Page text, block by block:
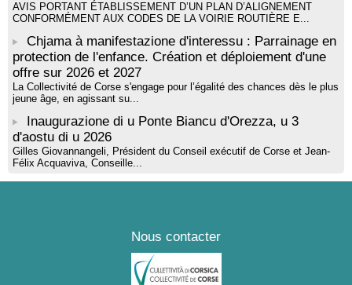
AVIS PORTANT ÉTABLISSEMENT D’UN PLAN D’ALIGNEMENT
CONFORMÉMENT AUX CODES DE LA VOIRIE ROUTIÈRE E...
Chjama à manifestazione d'interessu : Parrainage en
protection de l'enfance. Création et déploiement d'une
offre sur 2026 et 2027
La Collectivité de Corse s'engage pour l’égalité des chances dès le plus
jeune âge, en agissant su...
Inaugurazione di u Ponte Biancu d'Orezza, u 3
d'aostu di u 2026
Gilles Giovannangeli, Président du Conseil exécutif de Corse et Jean-
Félix Acquaviva, Conseille...
Nous contacter